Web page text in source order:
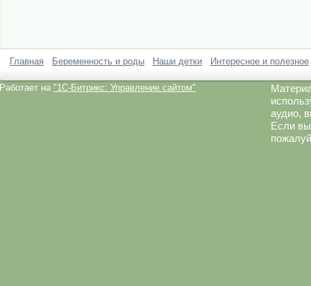
Главная Беременность и роды Наши детки Интересное и полезное
Работает на "1C-Битрикс: Управление сайтом"
аудио,
Если вы